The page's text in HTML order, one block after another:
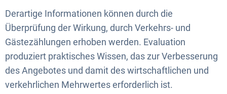
Derartige Informationen können durch die
Überprüfung der Wirkung, durch Verkehrs- und
Gästezählungen erhoben werden. Evaluation
produziert praktisches Wissen, das zur Verbesserung
des Angebotes und damit des wirtschaftlichen und
verkehrlichen Mehrwertes erforderlich ist.